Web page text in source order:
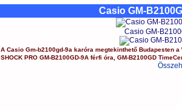
Casio GM-
Casio GM-
A Casio Gm-b2100gd-9a karóra megtekinthető Budapesten a
SHOCK PRO GM-B2100GD-9A férfi óra GM-B2100GD